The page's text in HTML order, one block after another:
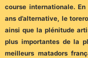
course internationale.
ans d’alternative, le
ainsi que la plénitude
plus importantes de la
meilleurs matadors